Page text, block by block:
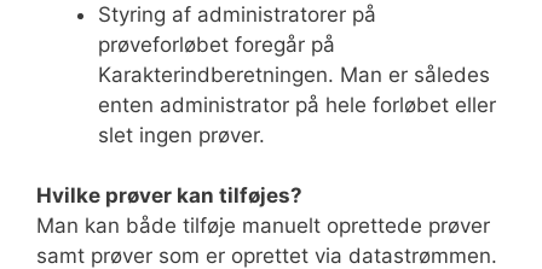
Styring af administratorer på
prøveforløbet foregår på
Karakterindberetningen. Man er således
enten administrator på hele forløbet eller
slet ingen prøver.
Hvilke prøver kan tilføjes?
Man kan både tilføje manuelt oprettede prøver
samt prøver som er oprettet via datastrømmen.